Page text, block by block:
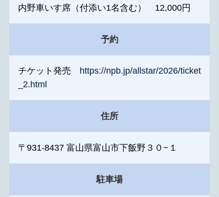
内野車いす席（付添い1名含む） 12,000円
予約
チケット発売
https://npb.jp/allstar/2026/ticket
_2.html
住所
〒931-8437 富山県富山市下飯野３０−１
駐車場